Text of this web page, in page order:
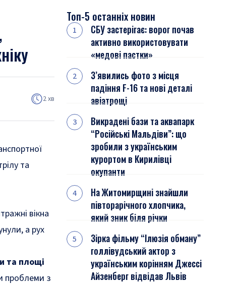
2 хв
та
вікна
а рух
та площі
проблеми з
Топ-5 останніх новин
СБУ застерігає: ворог почав
активно використовувати
«медові пастки»
З’явились фото з місця
падіння F-16 та нові деталі
авіатрощі
Викрадені бази та аквапарк
“Російські Мальдіви”: що
зробили з українським
курортом в Кирилівці
окупанти
На Житомирщині знайшли
півторарічного хлопчика,
який зник біля річки
Зірка фільму “Ілюзія обману”
голлівудський актор з
українським корінням Джессі
Айзенберг відвідав Львів